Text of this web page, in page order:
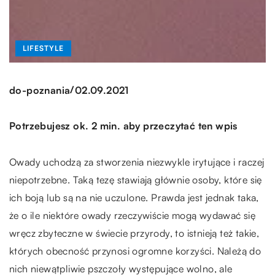
LIFESTYLE
do-poznania/02.09.2021
Potrzebujesz ok. 2 min. aby przeczytać ten wpis
Owady uchodzą za stworzenia niezwykle irytujące i raczej
niepotrzebne. Taką tezę stawiają głównie osoby, które się
ich boją lub są na nie uczulone. Prawda jest jednak taka,
że o ile niektóre owady rzeczywiście mogą wydawać się
wręcz zbyteczne w świecie przyrody, to istnieją też takie,
których obecność przynosi ogromne korzyści. Należą do
nich niewątpliwie pszczoły występujące wolno, ale